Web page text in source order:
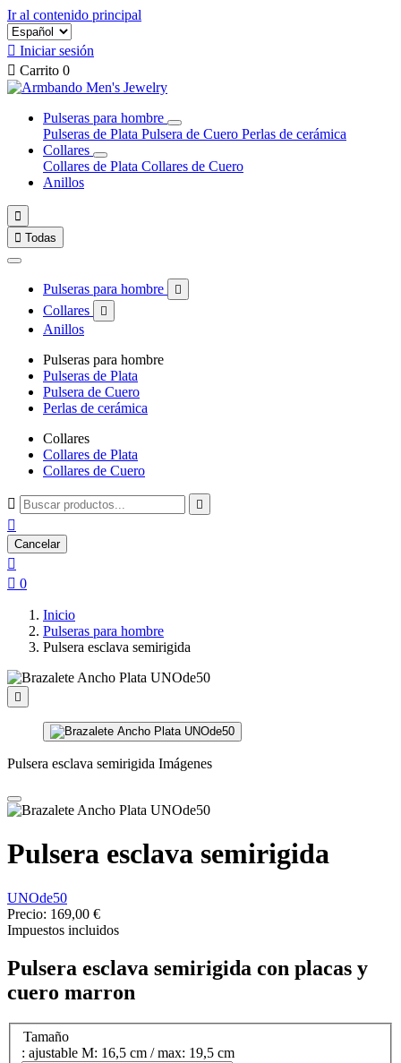
Ir al contenido principal
 Iniciar sesión
 Carrito 0
Pulseras para hombre
Pulseras de Plata Pulsera de Cuero Perlas de cerámica
Collares
Collares de Plata Collares de Cuero
Anillos

 Todas
Pulseras para hombre 
Collares 
Anillos
Pulseras para hombre
Pulseras de Plata
Pulsera de Cuero
Perlas de cerámica
Collares
Collares de Plata
Collares de Cuero
 

Cancelar

 0
Inicio
Pulseras para hombre
Pulsera esclava semirigida

Pulsera esclava semirigida Imágenes
Pulsera esclava semirigida
UNOde50
Precio: 169,00 €
Impuestos incluidos
Pulsera esclava semirigida con placas y
cuero marron
Tamaño
: ajustable M: 16,5 cm / max: 19,5 cm